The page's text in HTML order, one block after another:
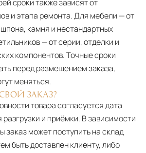
сроки также зависят от
и этапа ремонта. Для мебели — от
камня и нестандартных
— от серии, отделки и
компонентов. Точные сроки
перед размещением заказа,
меняться.
ЗАКАЗ?
товара согласуется дата
разгрузки и приёмки. В зависимости
заказ может поступить на склад
быть доставлен клиенту, либо